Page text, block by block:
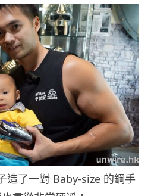
造了一對 Baby-size 的鋼手